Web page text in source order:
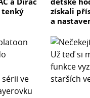
členům
ve vaší domácnosti
ekosystémů.
design
tenký
získali
a